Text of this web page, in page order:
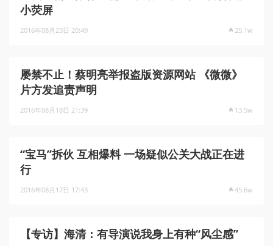
小荧屏
2016年08月23日 20:49 25.1w
屡禁不止！蔡明亮举报盗版资源网站 《微微》
片方发追责声明
2016年08月18日 21:39 13.5w
“宝马”拆伙 互相爆料 一场疑似公关大战正在进
行
2016年08月17日 17:43 45.6w
【专访】海清：有导演说我身上有种“风尘感”